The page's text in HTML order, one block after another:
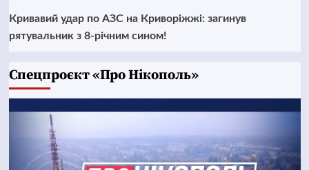
Кривавий удар по АЗС на Криворіжжі: загинув
рятувальник з 8-річним сином!
Cпецпроєкт «Про Нікополь»